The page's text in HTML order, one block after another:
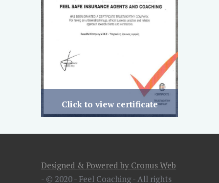
Click to view certificate
Designed & Powered by Cronus Web
- © 2020 - Feel Coaching - All rights